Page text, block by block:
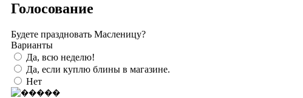
Голосование
Будете праздновать Масленицу?
Варианты
Да, всю неделю!
Да, если куплю блины в магазине.
Нет